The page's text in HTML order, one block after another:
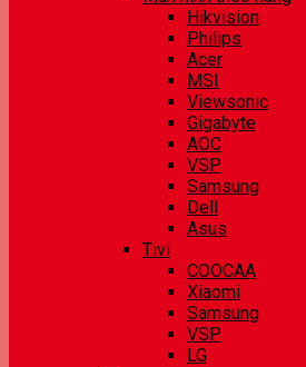
Hikvision
Philips
Acer
MSI
Viewsonic
Gigabyte
AOC
VSP
Samsung
Dell
Asus
Tivi
COOCAA
Xiaomi
Samsung
VSP
LG